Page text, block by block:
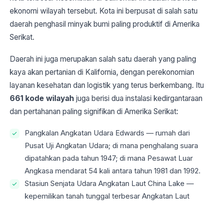
ekonomi wilayah tersebut. Kota ini berpusat di salah satu
daerah penghasil minyak bumi paling produktif di Amerika
Serikat.
Daerah ini juga merupakan salah satu daerah yang paling
kaya akan pertanian di Kalifornia, dengan perekonomian
layanan kesehatan dan logistik yang terus berkembang. Itu
661 kode wilayah juga berisi dua instalasi kedirgantaraan
dan pertahanan paling signifikan di Amerika Serikat:
Pangkalan Angkatan Udara Edwards — rumah dari
Pusat Uji Angkatan Udara; di mana penghalang suara
dipatahkan pada tahun 1947; di mana Pesawat Luar
Angkasa mendarat 54 kali antara tahun 1981 dan 1992.
Stasiun Senjata Udara Angkatan Laut China Lake —
kepemilikan tanah tunggal terbesar Angkatan Laut